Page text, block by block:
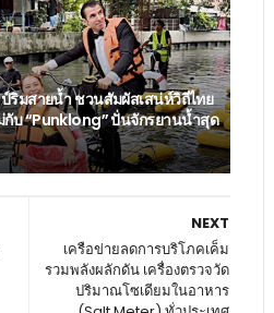
ริมสายน้ำ ชวนสัมผัสเสน่ห์วิถีไทย
บ “Punklong” ปั่นจักรยานน้ำสุด
NEXT
เครือข่ายลดการบริโภคเค็ม
รวมพลังผลักดัน เครื่องตรวจวัด
ปริมาณโซเดียมในอาหาร